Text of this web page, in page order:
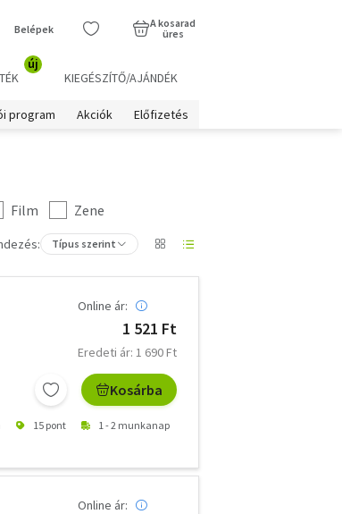
Belépek
A kosarad
üres
új
KIEGÉSZÍTŐ/AJÁNDÉK
program Akciók Előfizetés
Film
Zene
Típus szerint
Online ár:
1 521 Ft
Eredeti ár: 1 690 Ft
Kosárba
15 pont 1 - 2 munkanap
Online ár: